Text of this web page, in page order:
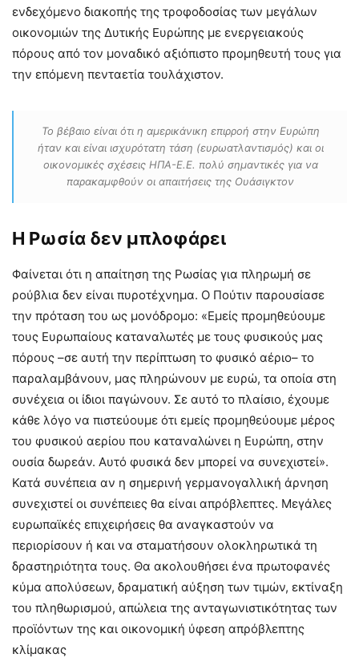
ενδεχόμενο διακοπής της τροφοδοσίας των μεγάλων
οικονομιών της Δυτικής Ευρώπης με ενεργειακούς
πόρους από τον μοναδικό αξιόπιστο προμηθευτή τους για
την επόμενη πενταετία τουλάχιστον.
Το βέβαιο είναι ότι η αμερικάνικη επιρροή στην Ευρώπη
ήταν και είναι ισχυρότατη τάση (ευρωατλαντισμός) και οι
οικονομικές σχέσεις ΗΠΑ-Ε.Ε. πολύ σημαντικές για να
παρακαμφθούν οι απαιτήσεις της Ουάσιγκτον
Η Ρωσία δεν μπλοφάρει
Φαίνεται ότι η απαίτηση της Ρωσίας για πληρωμή σε
ρούβλια δεν είναι πυροτέχνημα. Ο Πούτιν παρουσίασε
την πρόταση του ως μονόδρομο: «Εμείς προμηθεύουμε
τους Ευρωπαίους καταναλωτές με τους φυσικούς μας
πόρους –σε αυτή την περίπτωση το φυσικό αέριο– το
παραλαμβάνουν, μας πληρώνουν με ευρώ, τα οποία στη
συνέχεια οι ίδιοι παγώνουν. Σε αυτό το πλαίσιο, έχουμε
κάθε λόγο να πιστεύουμε ότι εμείς προμηθεύουμε μέρος
του φυσικού αερίου που καταναλώνει η Ευρώπη, στην
ουσία δωρεάν. Αυτό φυσικά δεν μπορεί να συνεχιστεί».
Κατά συνέπεια αν η σημερινή γερμανογαλλική άρνηση
συνεχιστεί οι συνέπειες θα είναι απρόβλεπτες. Μεγάλες
ευρωπαϊκές επιχειρήσεις θα αναγκαστούν να
περιορίσουν ή και να σταματήσουν ολοκληρωτικά τη
δραστηριότητα τους. Θα ακολουθήσει ένα πρωτοφανές
κύμα απολύσεων, δραματική αύξηση των τιμών, εκτίναξη
του πληθωρισμού, απώλεια της ανταγωνιστικότητας των
προϊόντων της και οικονομική ύφεση απρόβλεπτης
κλίμακας